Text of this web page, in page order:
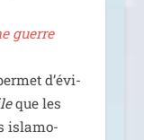
guerre
d’é­vi­
que les
isla­mo-